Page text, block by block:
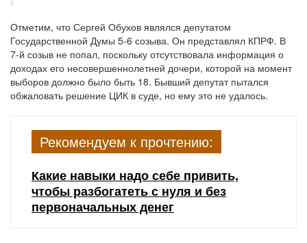
Отметим, что Сергей Обухов являлся депутатом
Государственной Думы 5-6 созыва. Он представлял КПРФ. В
7-й созыв не попал, поскольку отсутствовала информация о
доходах его несовершеннолетней дочери, которой на момент
выборов должно было быть 18. Бывший депутат пытался
обжаловать решение ЦИК в суде, но ему это не удалось.
Рекомендуем к прочтению:
Какие навыки надо себе привить,
чтобы разбогатеть с нуля и без
первоначальных денег